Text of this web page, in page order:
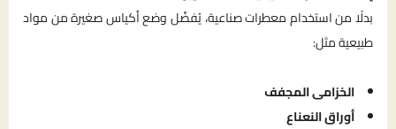
بدلًا من استخدام معطرات صناعية، يُفضّل وضع أكياس صغيرة من مواد
طبيعية مثل:
الخزامى المجفف
أوراق النعناع